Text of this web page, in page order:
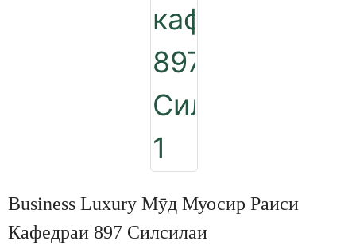
Business Luxury Мӯд Муосир Раиси
Кафедраи 897 Силсилаи